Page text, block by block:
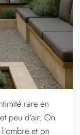
rare en
peu d'air. On
et on